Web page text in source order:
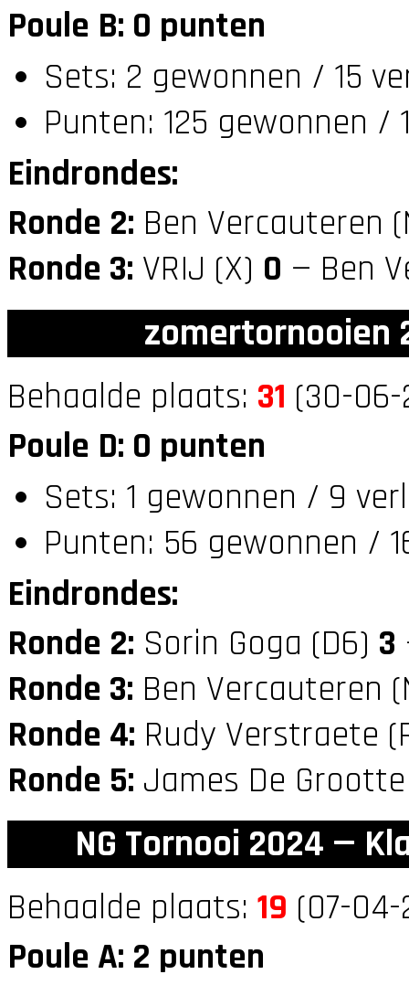
Poule B: 0 punten
Sets: 2 gewonnen / 15
Punten: 125 gewonnen /
Eindrondes:
Ronde 2: Ben Vercauteren
Ronde 3: VRIJ (X) 0 — Ben
zomertornooien
Behaalde plaats: 31 (30-06-
Poule D: 0 punten
Sets: 1 gewonnen / 9
Punten: 56 gewonnen /
Eindrondes:
Ronde 2: Sorin Goga (D6) 3
Ronde 3: Ben Vercauteren
Ronde 4: Rudy Verstraete
Ronde 5: James De
NG Tornooi 2024 —
Behaalde plaats: 19 (07-04-
Poule A: 2 punten